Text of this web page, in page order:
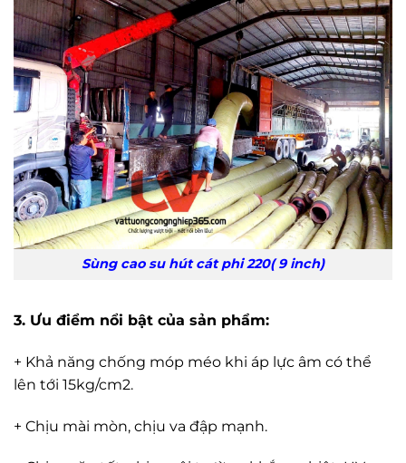
Sùng cao su hút cát phi 220( 9 inch)
3. Ưu điểm nổi bật của sản phẩm:
+ Khả năng chống móp méo khi áp lực âm có thể
lên tới 15kg/cm2.
+ Chịu mài mòn, chịu va đập mạnh.